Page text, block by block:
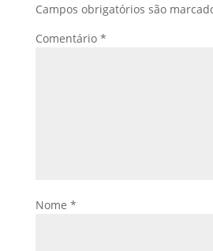
Campos obrigatórios são
Comentário *
Nome *